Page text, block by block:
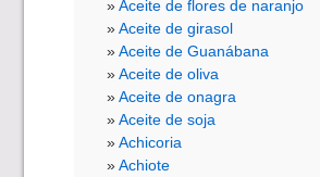
Aceite de flores de naranjo
Aceite de girasol
Aceite de Guanábana
Aceite de oliva
Aceite de onagra
Aceite de soja
Achicoria
Achiote